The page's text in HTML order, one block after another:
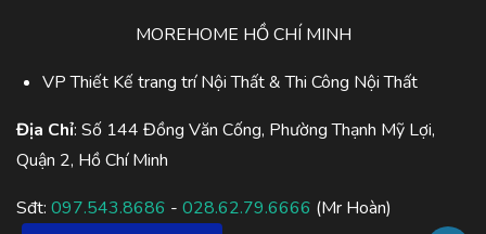
MOREHOME HỒ CHÍ MINH
VP Thiết Kế trang trí Nội Thất & Thi Công Nội Thất
Địa Chỉ: Số 144 Đồng Văn Cống, Phường Thạnh Mỹ Lợi,
Quận 2, Hồ Chí Minh
Sđt: 097.543.8686 - 028.62.79.6666 (Mr Hoàn)